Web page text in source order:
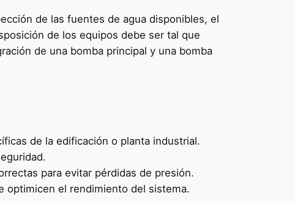
de las fuentes de agua disponibles, el
de los equipos debe ser tal que
de una bomba principal y una bomba
de la edificación o planta industrial.
para evitar pérdidas de presión.
optimicen el rendimiento del sistema.